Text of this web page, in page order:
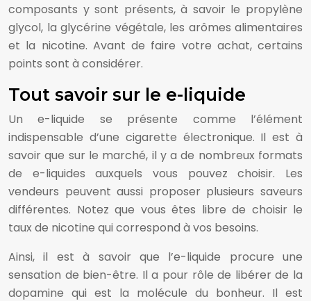
composants y sont présents, à savoir le propylène
glycol, la glycérine végétale, les arômes alimentaires
et la nicotine. Avant de faire votre achat, certains
points sont à considérer.
Tout savoir sur le e-liquide
Un e-liquide se présente comme l’élément
indispensable d’une cigarette électronique. Il est à
savoir que sur le marché, il y a de nombreux formats
de e-liquides auxquels vous pouvez choisir. Les
vendeurs peuvent aussi proposer plusieurs saveurs
différentes. Notez que vous êtes libre de choisir le
taux de nicotine qui correspond à vos besoins.
Ainsi, il est à savoir que l’e-liquide procure une
sensation de bien-être. Il a pour rôle de libérer de la
dopamine qui est la molécule du bonheur. Il est